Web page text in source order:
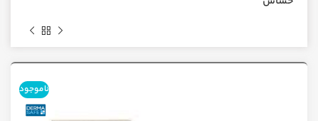
ناموجود